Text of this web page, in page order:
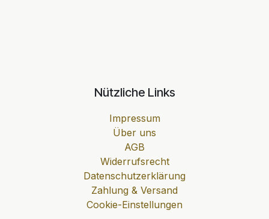
Nützliche Links
Impressum
Über uns
AGB
Widerrufsrecht
Datenschutzerklärung
Zahlung & Versand
Cookie-Einstellungen